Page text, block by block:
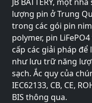
lượng pin ở Trung
trong các gói pin
polymer, pin
cấp các giải pháp
như lưu trữ năng
sạch. Ắc quy của
IEC62133, CB, CE,
BIS thông qua.